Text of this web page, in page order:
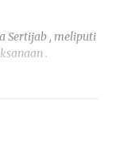
Sertijab , meliputi
.